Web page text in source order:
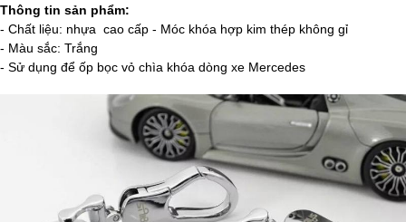
Thông tin sản phẩm:
- Chất liệu: nhựa cao cấp - Móc khóa hợp kim thép không gỉ
- Màu sắc: Trắng
- Sử dụng để ốp bọc vỏ chìa khóa dòng xe Mercedes